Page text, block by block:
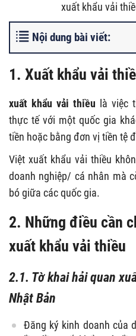
xuất khẩu vải
Nội dung bài viết:
1. Xuất khẩu vải
xuất khẩu vải thiều là việc
thực tế với một quốc gia
tiền hoặc bằng đơn vị tiền tệ
Việt xuất khẩu vải thiều
doanh nghiệp/ cá nhân mà
bó giữa các quốc gia.
2. Những điều cần
xuất khẩu vải thiều
2.1. Tờ khai hải quan
Nhật Bản
Đăng ký kinh doanh của